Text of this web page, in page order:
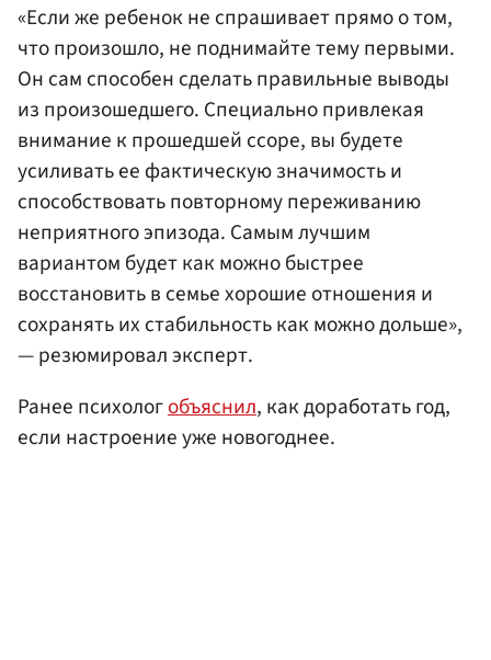
«Если же ребенок не спрашивает прямо о том,
что произошло, не поднимайте тему первыми.
Он сам способен сделать правильные выводы
из произошедшего. Специально привлекая
внимание к прошедшей ссоре, вы будете
усиливать ее фактическую значимость и
способствовать повторному переживанию
неприятного эпизода. Самым лучшим
вариантом будет как можно быстрее
восстановить в семье хорошие отношения и
сохранять их стабильность как можно дольше»,
— резюмировал эксперт.
Ранее психологобъяснил, как доработать год,
если настроение уже новогоднее.